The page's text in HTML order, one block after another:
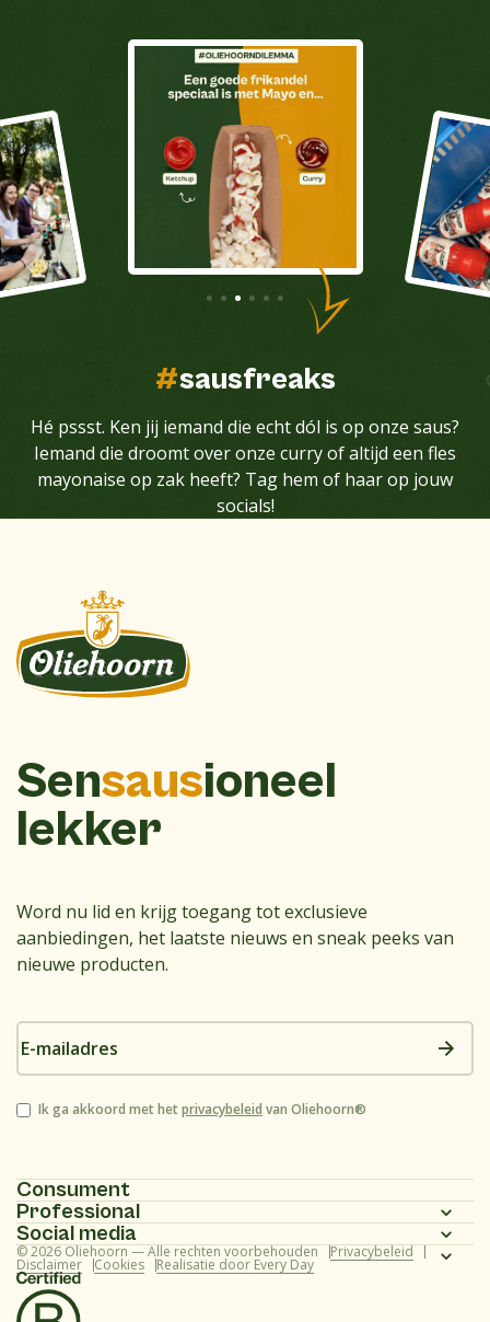
#sausfreaks
Hé pssst. Ken jij iemand die echt dól is op onze saus?
Iemand die droomt over onze curry of altijd een fles
mayonaise op zak heeft? Tag hem of haar op jouw
socials!
Sensausioneel
lekker
Word nu lid en krijg toegang tot exclusieve
aanbiedingen, het laatste nieuws en sneak peeks van
nieuwe producten.
E-
mailadres
Instemming
Ik ga akkoord met hetprivacybeleid van Oliehoorn®
Consument
Homepagina
Assortiment
Recepten
Professional
Homepagina
Assortiment
Social media
Instagram
Facebook
© 2026 Oliehoorn — Alle rechten voorbehouden Privacybeleid
Disclaimer Cookies Realisatie door Every Day